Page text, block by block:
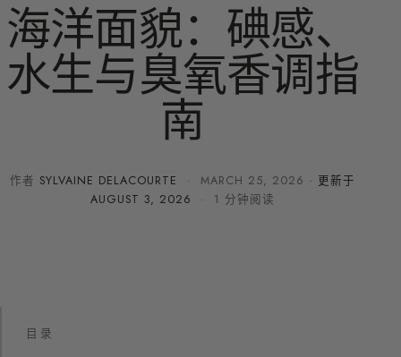
海洋面貌：碘感、
水生与臭氧香调指
南
作者 SYLVAINE DELACOURTE · MARCH 25, 2026 · 更新于
AUGUST 3, 2026
· 1 分钟阅读
目录